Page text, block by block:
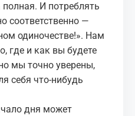
И потреблять
соответственно —
одиночестве!». Нам
где и как вы будете
мы точно уверены,
себя что-нибудь
дня может